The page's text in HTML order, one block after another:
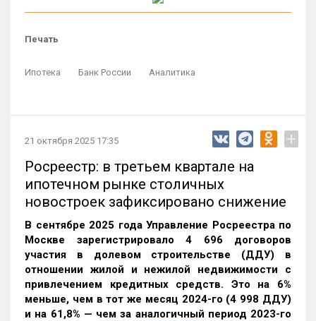
Печать
Ипотека Банк России Аналитика
21 октября 2025 17:35 +
Росреестр: в третьем квартале на
ипотечном рынке столичных
новостроек зафиксировано снижение
В сентябре 2025 года Управление Росреестра по
Москве зарегистрировало 4 696 договоров
участия в долевом строительстве (ДДУ) в
отношении жилой и нежилой недвижимости с
привлечением кредитных средств. Это на 6%
меньше, чем в тот же месяц 2024-го (4 998 ДДУ)
и на 61,8% — чем за аналогичный период 2023-го